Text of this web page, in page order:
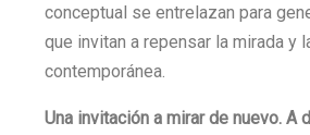
conceptual se entrelazan para
que invitan a repensar la mirada y
contemporánea.
Una invitación a mirar de nuevo. A